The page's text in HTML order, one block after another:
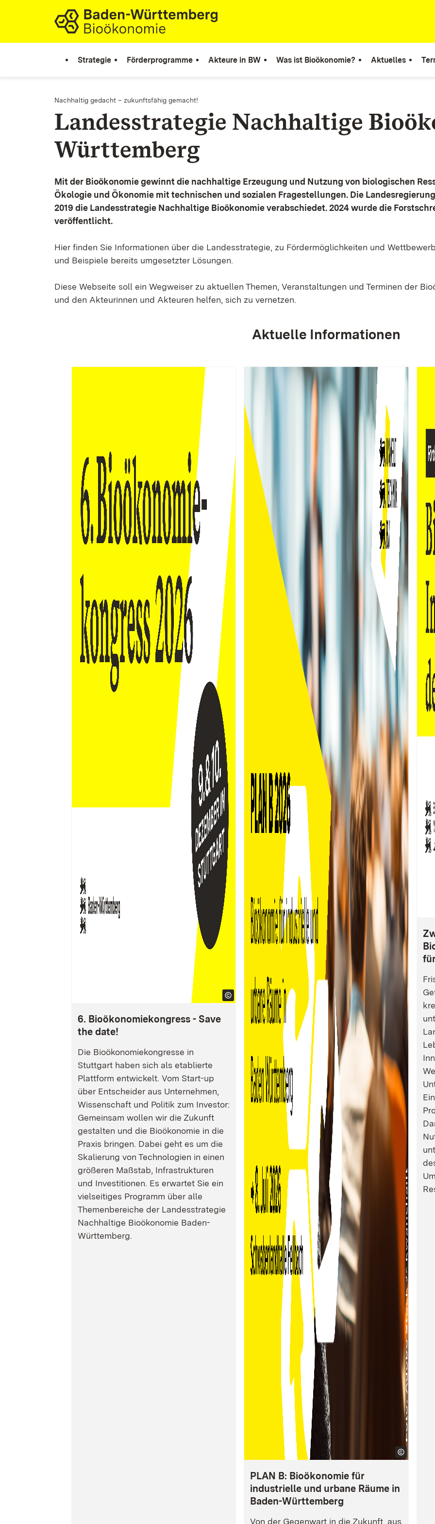
Zum Inhalt springen
Link zur Startseite
Strategie Förderprogramme Akteure in BW Was ist Bioökonomie? Aktuelles
Nachhaltig gedacht – zukunftsfähig gemacht!
Landesstrategie Nachhaltige
Württemberg
Mit der Bioökonomie gewinnt die nachhaltige Erzeugung und Nutzung von biologischen
Ökologie und Ökonomie mit technischen und sozialen Fragestellungen. Die
2019 die Landesstrategie Nachhaltige Bioökonomie verabschiedet. 2024 wurde die
veröffentlicht.
Hier finden Sie Informationen über die Landesstrategie, zu Fördermöglichkeiten und
und Beispiele bereits umgesetzter Lösungen.
Diese Webseite soll ein Wegweiser zu aktuellen Themen, Veranstaltungen und Terminen der
und den Akteurinnen und Akteuren helfen, sich zu vernetzen.
Aktuelle Informationen
6. Bioökonomiekongress - Save
the date!
Die Bioökonomiekongresse in
Stuttgart haben sich als etablierte
Plattform entwickelt. Vom Start-up
über Entscheider aus Unternehmen,
Wissenschaft und Politik zum Investor:
Gemeinsam wollen wir die Zukunft
gestalten und die Bioökonomie in die
Praxis bringen. Dabei geht es um die
Skalierung von Technologien in einen
größeren Maßstab, Infrastrukturen
und Investitionen. Es erwartet Sie ein
vielseitiges Programm über alle
Themenbereiche der Landesstrategie
Nachhaltige Bioökonomie Baden-
Württemberg.
PLAN B: Bioökonomie für
industrielle und urbane Räume in
Baden-Württemberg
Von der Gegenwart in die Zukunft, aus